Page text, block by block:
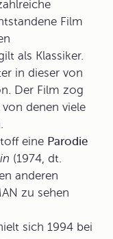
Film
als Klassiker.
in dieser von
Der Film zog
denen viele
eine Parodie
(1974, dt.
anderen
zu sehen
sich 1994 bei